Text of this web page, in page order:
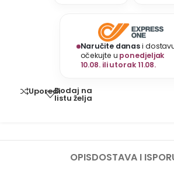
Naručite danasi
očekujte u ponedjeljak
10.08. ili utorak 11.08.
UporediDodaj na
listu želja
OPISDOSTAVA I